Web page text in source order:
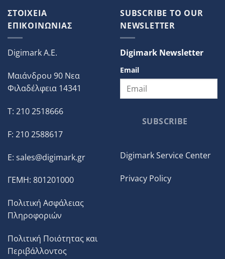
ΣΤΟΙΧΕΙΑ
ΕΠΙΚΟΙΝΩΝΙΑΣ
Digimark A.E.
Μαιάνδρου 90 Νεα
Φιλαδέλφεια 14341
T: 210 2518666
F: 210 2588617
E: sales@digimark.gr
ΓΕΜΗ: 801201000
Πολιτική Ασφάλειας
Πληροφοριών
Πολιτική Ποιότητας και
Περιβάλλοντος
SUBSCRIBE TO OUR
NEWSLETTER
Digimark Newsletter
Email
SUBSCRIBE
Digimark Service Center
Privacy Policy